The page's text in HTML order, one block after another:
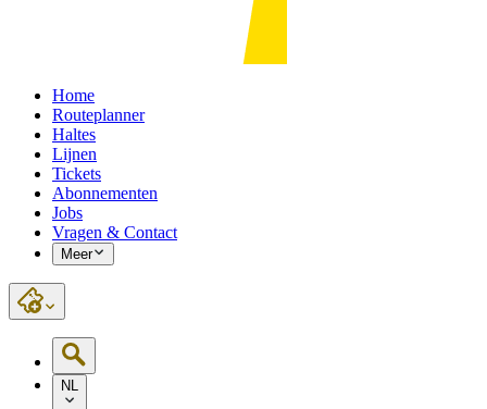
Home
Routeplanner
Haltes
Lijnen
Tickets
Abonnementen
Jobs
Vragen & Contact
Meer
NL